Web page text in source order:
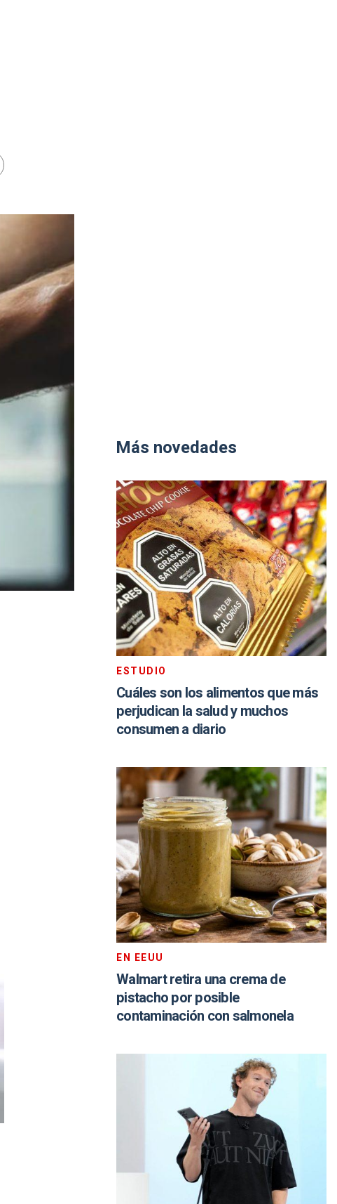
Más novedades
ESTUDIO
Cuáles son los alimentos que más
perjudican la salud y muchos
consumen a diario
EN EEUU
Walmart retira una crema de
pistacho por posible
contaminación con salmonela